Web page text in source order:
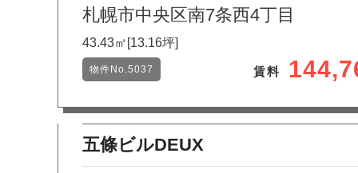
札幌市中央区南7条西4丁目
43.43㎡[13.16坪]
物件No.5037 賃料
五條ビルDEUX